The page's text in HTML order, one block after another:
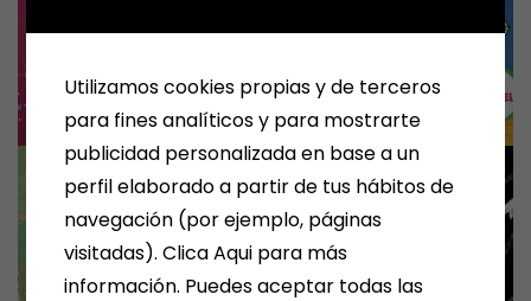
Utilizamos cookies propias y de terceros
para fines analíticos y para mostrarte
publicidad personalizada en base a un
perfil elaborado a partir de tus hábitos de
navegación (por ejemplo, páginas
visitadas). Clica Aqui para más
información. Puedes aceptar todas las